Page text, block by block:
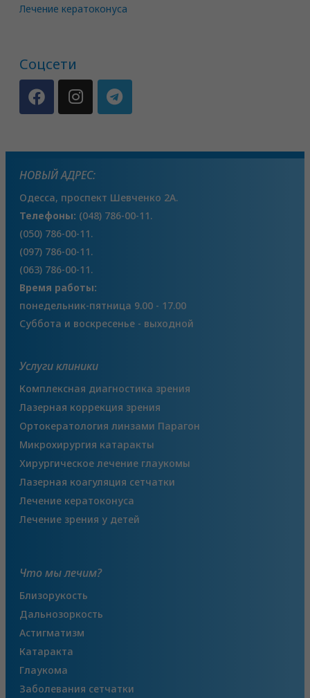
Лечение кератоконуса
Соцсети
НОВЫЙ АДРЕС:
Одесса, проспект Шевченко 2А.
Телефоны: (048) 786-00-11.
(050) 786-00-11.
(097) 786-00-11.
(063) 786-00-11.
Время работы:
понедельник-пятница 9.00 - 17.00
Суббота и воскресенье - выходной
Услуги клиники
Комплексная диагностика зрения
Лазерная коррекция зрения
Ортокератология линзами Парагон
Микрохирургия катаракты
Хирургическое лечение глаукомы
Лазерная коагуляция сетчатки
Лечение кератоконуса
Лечение зрения у детей
Что мы лечим?
Близорукость
Дальнозоркость
Астигматизм
Катаракта
Глаукома
Заболевания сетчатки